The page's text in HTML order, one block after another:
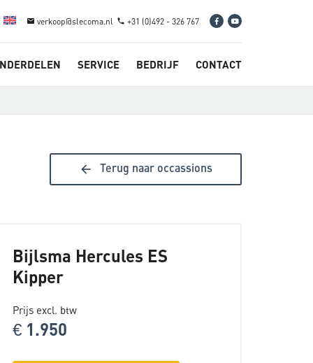
email verkoop@slecoma.nl phone +31 (0)492 - 326 767
SERVICE BEDRIJF CONTACT
arrow_back Terug naar occassions
Bijlsma Hercules ES
Kipper
Prijs excl. btw
€ 1.950